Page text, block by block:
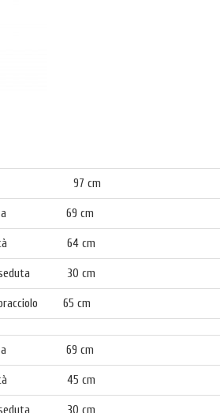
97 cm
69 cm
64 cm
seduta 30 cm
bracciolo 65 cm
69 cm
45 cm
seduta 30 cm